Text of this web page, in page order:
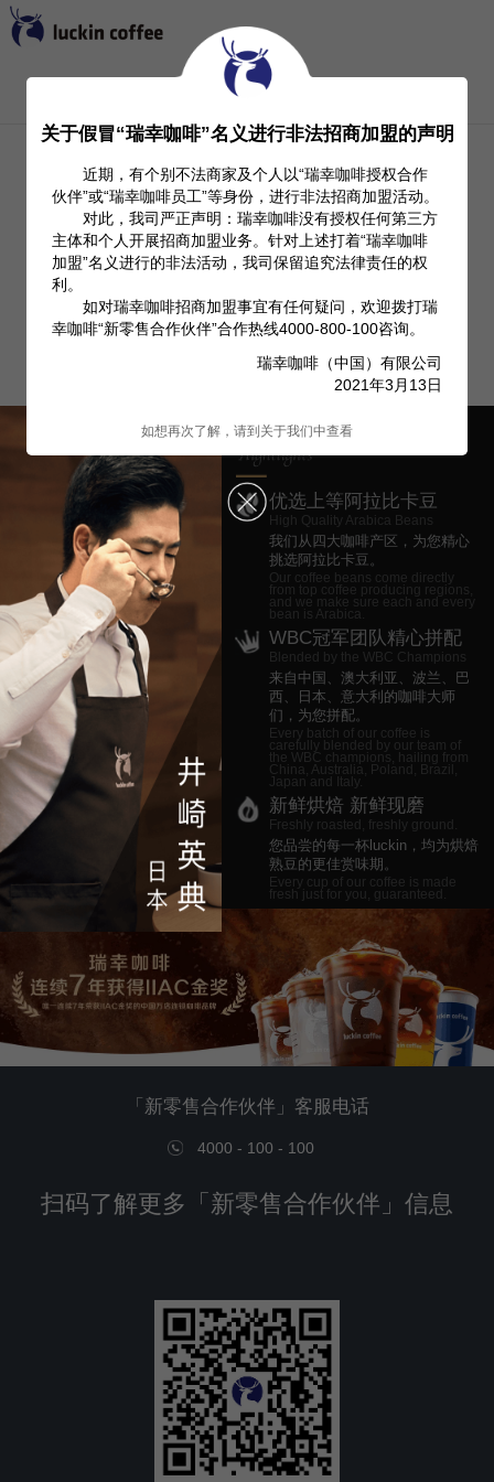
Investor Relation
优选上等阿拉比卡豆
High Quality Arabica Beans
我们从四大咖啡产区，为您精心
挑选阿拉比卡豆。
Our coffee beans come directly
from top coffee producing regions,
and we make sure each and every
bean is Arabica.
WBC冠军团队精心拼配
Blended by the WBC Champions
来自中国、澳大利亚、波兰、巴
西、日本、意大利的咖啡大师
们，为您拼配。
Every batch of our coffee is
carefully blended by our team of
the WBC champions, hailing from
China, Australia, Poland, Brazil,
Japan and Italy.
新鲜烘焙 新鲜现磨
Freshly roasted, freshly ground.
您品尝的每一杯luckin，均为烘焙
熟豆的更佳赏味期。
Every cup of our coffee is made
fresh just for you, guaranteed.
「新零售合作伙伴」客服电话
4000 - 100 - 100
扫码了解更多「新零售合作伙伴」信息
关于假冒“瑞幸咖啡”名义进行非法招商加盟的声明
近期，有个别不法商家及个人以“瑞幸咖啡授权合作
伙伴”或“瑞幸咖啡员工”等身份，进行非法招商加盟活动。
对此，我司严正声明：瑞幸咖啡没有授权任何第三方
主体和个人开展招商加盟业务。针对上述打着“瑞幸咖啡
加盟”名义进行的非法活动，我司保留追究法律责任的权
利。
如对瑞幸咖啡招商加盟事宜有任何疑问，欢迎拨打瑞
幸咖啡“新零售合作伙伴”合作热线4000-800-100咨询。
瑞幸咖啡（中国）有限公司
2021年3月13日
如想再次了解，请到关于我们中查看